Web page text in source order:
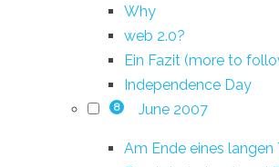
Why
web 2.0?
Ein Fazit (more to
Independence Day
8 June 2007
Am Ende eines langen